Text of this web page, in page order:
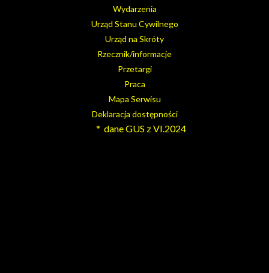
Wydarzenia
Urząd Stanu Cywilnego
Urząd na Skróty
Rzecznik/informacje
Przetargi
Praca
Mapa Serwisu
Deklaracja dostępności
* dane GUS z VI.2024